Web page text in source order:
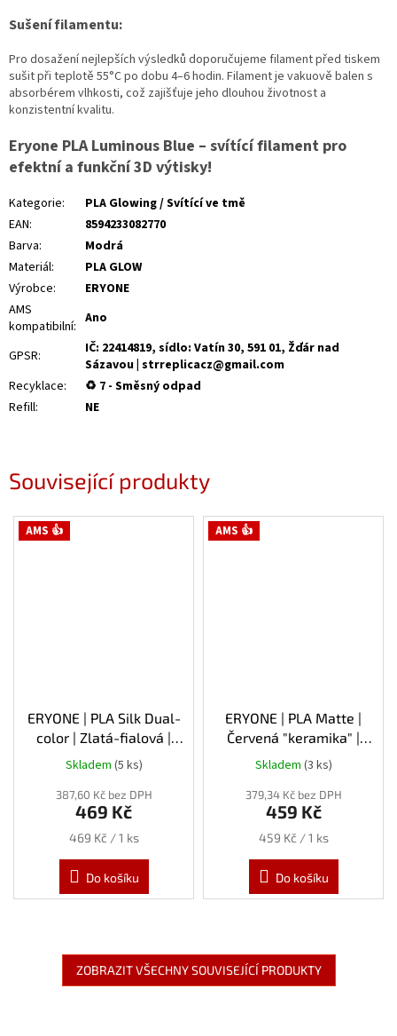
Související produkty
AMS 👍
ERYONE | PLA Silk Dual-
color | Zlatá-fialová |
1.75mm | 1kg
Průměrné
produktu
hvězdiček.
Skladem (5 ks)
387,60 Kč bez DPH
469 Kč
Měrná
469 Kč / 1 ks
Do košíku
AMS 👍
ERYONE | PLA Matte |
Červená "keramika" |
1.75mm | 1kg
Skladem (3 ks)
379,34 Kč bez DPH
459 Kč
Měrná
459 Kč / 1 ks
Do košíku
ZOBRAZIT VŠECHNY SOUVISEJÍCÍ PRODUKTY
Sušení filamentu:
Pro dosažení nejlepších výsledků doporučujeme filament před tiskem
sušit při teplotě 55°C po dobu 4–6 hodin. Filament je vakuově balen s
absorbérem vlhkosti, což zajišťuje jeho dlouhou životnost a
konzistentní kvalitu.
Eryone PLA Luminous Blue – svítící filament pro
efektní a funkční 3D výtisky!
Kategorie:
PLA Glowing / Svítící ve tmě
EAN:
8594233082770
Barva:
Modrá
Materiál:
PLA GLOW
Výrobce:
ERYONE
AMS
kompatibilní: Ano
GPSR:
IČ: 22414819, sídlo: Vatín 30, 591 01, Žďár nad
Sázavou | strreplicacz@gmail.com
Recyklace:
♻ 7 - Směsný odpad
Refill: NE